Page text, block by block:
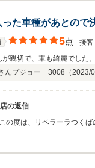
た車種があとので
5点 接客
親切で、車も綺麗でした。
んプジョー 3008（2023/
の返信
の度は、リベラーラつくばの